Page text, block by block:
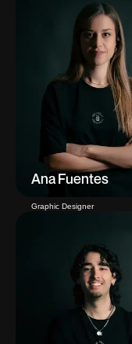
Ana Fuentes
Graphic Designer